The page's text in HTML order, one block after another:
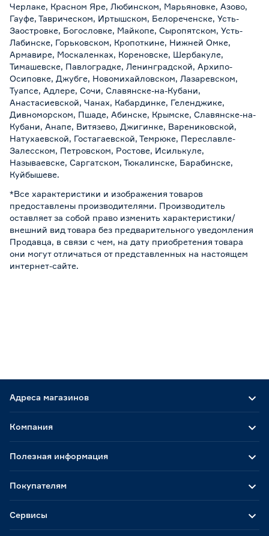
Черлаке, Красном Яре, Любинском, Марьяновке, Азово,
Гауфе, Таврическом, Иртышском, Белореченске, Усть-
Заостровке, Богословке, Майкопе, Сыропятском, Усть-
Лабинске, Горьковском, Кропоткине, Нижней Омке,
Армавире, Москаленках, Кореновске, Шербакуле,
Тимашевске, Павлоградке, Ленинградской, Архипо-
Осиповке, Джубге, Новомихайловском, Лазаревском,
Туапсе, Адлере, Сочи, Славянске-на-Кубани,
Анастасиевской, Чанах, Кабардинке, Геленджике,
Дивноморском, Пшаде, Абинске, Крымске, Славянске-на-
Кубани, Анапе, Витязево, Джигинке, Варениковской,
Натухаевской, Гостагаевской, Темрюке, Переславле-
Залесском, Петровском, Ростове, Исилькуле,
Называевске, Саргатском, Тюкалинске, Барабинске,
Куйбышеве.
*Все характеристики и изображения товаров
предоставлены производителями. Производитель
оставляет за собой право изменить характеристики/
внешний вид товара без предварительного уведомления
Продавца, в связи с чем, на дату приобретения товара
они могут отличаться от представленных на настоящем
интернет-сайте.
Адреса магазинов
Компания
Полезная информация
Покупателям
Сервисы